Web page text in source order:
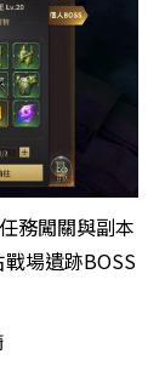
務闖關與副本
場遺跡BOSS